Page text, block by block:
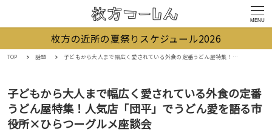
MENU
枚方の近所の夏祭りスケジュール2026
TOP 話題 子どもから大人まで幅広く愛されている外食の定番うどん屋特集！人気店「団平」でうどん愛を語る市役所×ひらつーグルメ座談会
子どもから大人まで幅広く愛されている外食の定番
うどん屋特集！人気店「団平」でうどん愛を語る市
役所×ひらつーグルメ座談会